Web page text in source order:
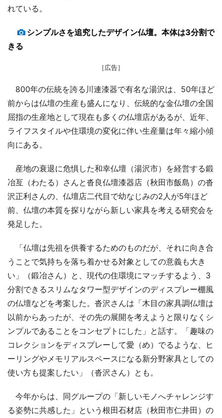
れている。
シンプルさを追究したデザイン仏壇。本体は3分割で
きる
［広告］
800年の伝統を誇る川連漆器で有名な湯沢は、50年ほど
前からは仏壇の生産も盛んになり、伝統的な金仏壇の全国
屈指の生産地として現在も多くの仏壇店があるが、近年、
ライフスタイルや住環境の変化に伴い生産量は年々縮小傾
向にある。
産地の衰退に危惧した和幸仏壇（湯沢市）を経営する鍛
冶亙（わたる）さんと沓良仏壇漆器店（秋田市飯島）の沓
沢正利さんの、仏壇店二代目で幼なじみの2人が5年ほど
前、仏壇の本質を探りながら新しい家具を考える研究会を
発足した。
「仏壇は先祖を供養するためのものだが、それに向き合
うことで気持ちを落ち着かせる対象としての意義も大き
い」（鍛冶さん）と、現代の住環境にマッチするよう、3
分割できるスリムなタワー型デザインのディスプレー棚風
の仏壇などを考案した。沓沢さんは「木目の家具調仏壇は
以前からあったが、その先の展開を考えようと限りなくシ
ンプルであることをコンセプトにした」と話す。「趣味の
コレクションをディスプレーして愛（め）でるような、ヒ
ーリングやメモリアルスペースになる新分野家具としての
使い方も提案したい」（沓沢さん）とも。
今年からは、同グループの「新しいモノへチャレンジす
る姿勢に共感した」という根田石材店（秋田市仁井田）の